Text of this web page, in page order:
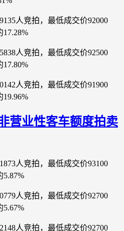
人竞拍，最低成交价92000
17.28%
人竞拍，最低成交价92500
17.80%
人竞拍，最低成交价91900
19.96%
营业性客车额度拍卖
人竞拍，最低成交价93100
5.87%
人竞拍，最低成交价92700
5.67%
人竞拍，最低成交价92700